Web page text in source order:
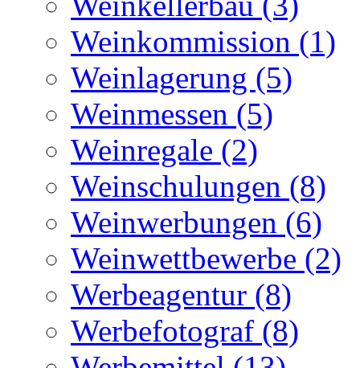
Weinkommission (1)
Weinlagerung (5)
Weinmessen (5)
Weinregale (2)
Weinschulungen (8)
Weinwerbungen (6)
Weinwettbewerbe (2)
Werbeagentur (8)
Werbefotograf (8)